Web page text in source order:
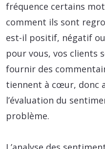
fréquence certains
comment ils sont
est-il positif, négatif
pour vous, vos clients
fournir des
tiennent à cœur, donc
l’évaluation du
problème.